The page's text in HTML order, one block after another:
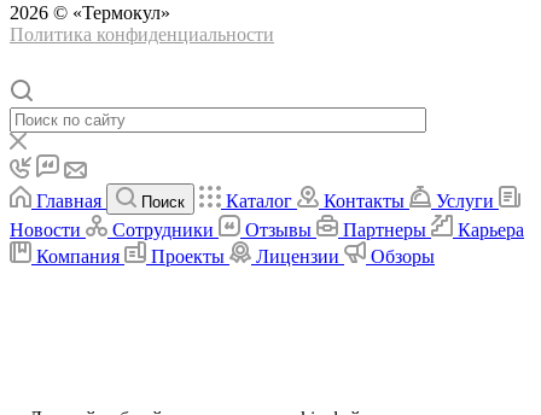
2026 © «Термокул»
Политика конфиденциальности
Главная Поиск Каталог Контакты
Услуги
Новости
Сотрудники Отзывы Партнеры
Карьера
Компания
Проекты Лицензии Обзоры